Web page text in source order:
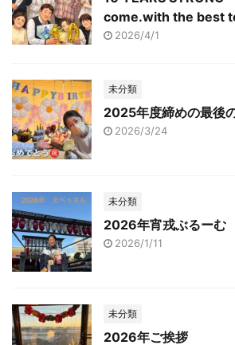
come.with the best
2026/4/1
未分類
2025年度締めの最後
2026/3/24
未分類
2026年宵戎ぶるーむ
2026/1/11
未分類
2026年ご挨拶